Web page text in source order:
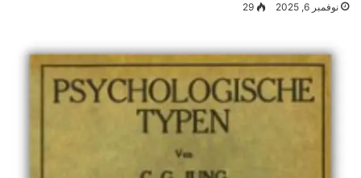
نوفمبر 6, 2025 29